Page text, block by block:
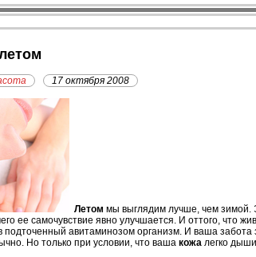
17 октября 2008
Летом мы выглядим лучше, чем зимой.
ее самочувствие явно улучшается. И оттого, что
авитаминозом организм. И ваша
Но только при условии, что ваша кожа легко